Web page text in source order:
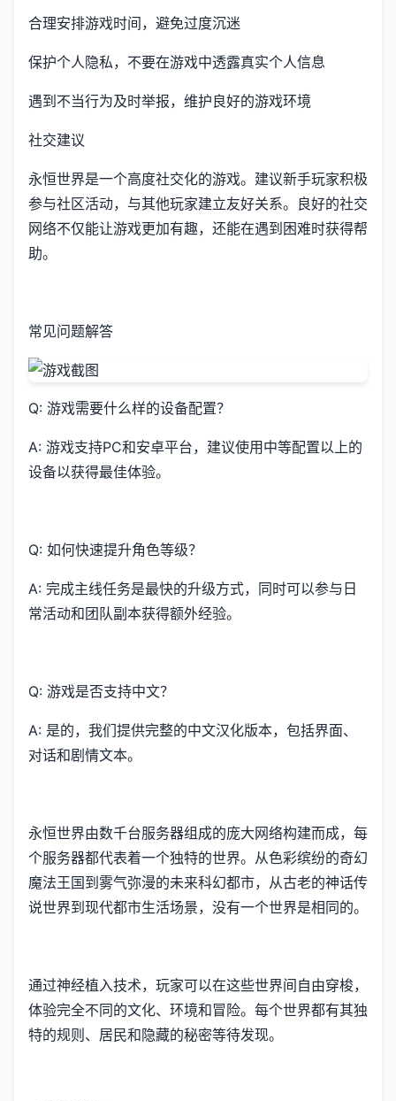
合理安排游戏时间，避免过度沉迷
保护个人隐私，不要在游戏中透露真实个人信息
遇到不当行为及时举报，维护良好的游戏环境
社交建议
永恒世界是一个高度社交化的游戏。建议新手玩家积极
参与社区活动，与其他玩家建立友好关系。良好的社交
网络不仅能让游戏更加有趣，还能在遇到困难时获得帮
助。
常见问题解答
Q: 游戏需要什么样的设备配置？
A: 游戏支持PC和安卓平台，建议使用中等配置以上的
设备以获得最佳体验。
Q: 如何快速提升角色等级？
A: 完成主线任务是最快的升级方式，同时可以参与日
常活动和团队副本获得额外经验。
Q: 游戏是否支持中文？
A: 是的，我们提供完整的中文汉化版本，包括界面、
对话和剧情文本。
永恒世界由数千台服务器组成的庞大网络构建而成，每
个服务器都代表着一个独特的世界。从色彩缤纷的奇幻
魔法王国到雾气弥漫的未来科幻都市，从古老的神话传
说世界到现代都市生活场景，没有一个世界是相同的。
通过神经植入技术，玩家可以在这些世界间自由穿梭，
体验完全不同的文化、环境和冒险。每个世界都有其独
特的规则、居民和隐藏的秘密等待发现。